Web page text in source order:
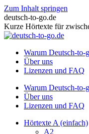
Zum Inhalt springen
deutsch-to-go.de
Kurze Hörtexte für
Warum Deutsch-to-
Über uns
Lizenzen und FAQ
Warum Deutsch-to-
Über uns
Lizenzen und FAQ
Hörtexte A (einfach)
A2